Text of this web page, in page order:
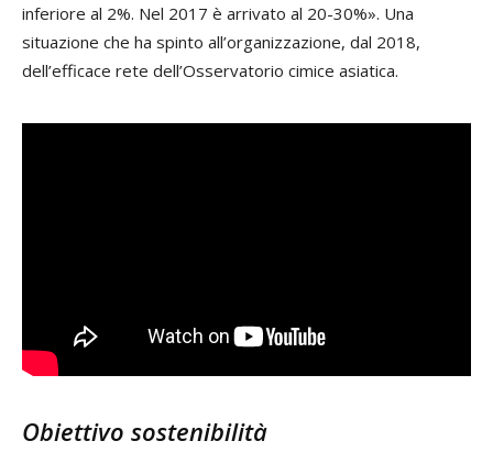
inferiore al 2%. Nel 2017 è arrivato al 20-30%». Una
situazione che ha spinto all’organizzazione, dal 2018,
dell’efficace rete dell’Osservatorio cimice asiatica.
Obiettivo sostenibilità